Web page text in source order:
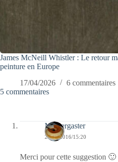
James McNeill Whistler : Le retour
peinture en Europe
17/04/2026
6 commentaires
5 commentaires
Messergaster
22/12/2016/15:20
Merci pour cette suggestion